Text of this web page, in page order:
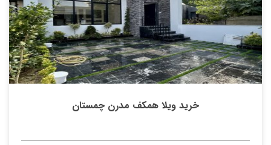
خرید ویلا همکف مدرن چمستان